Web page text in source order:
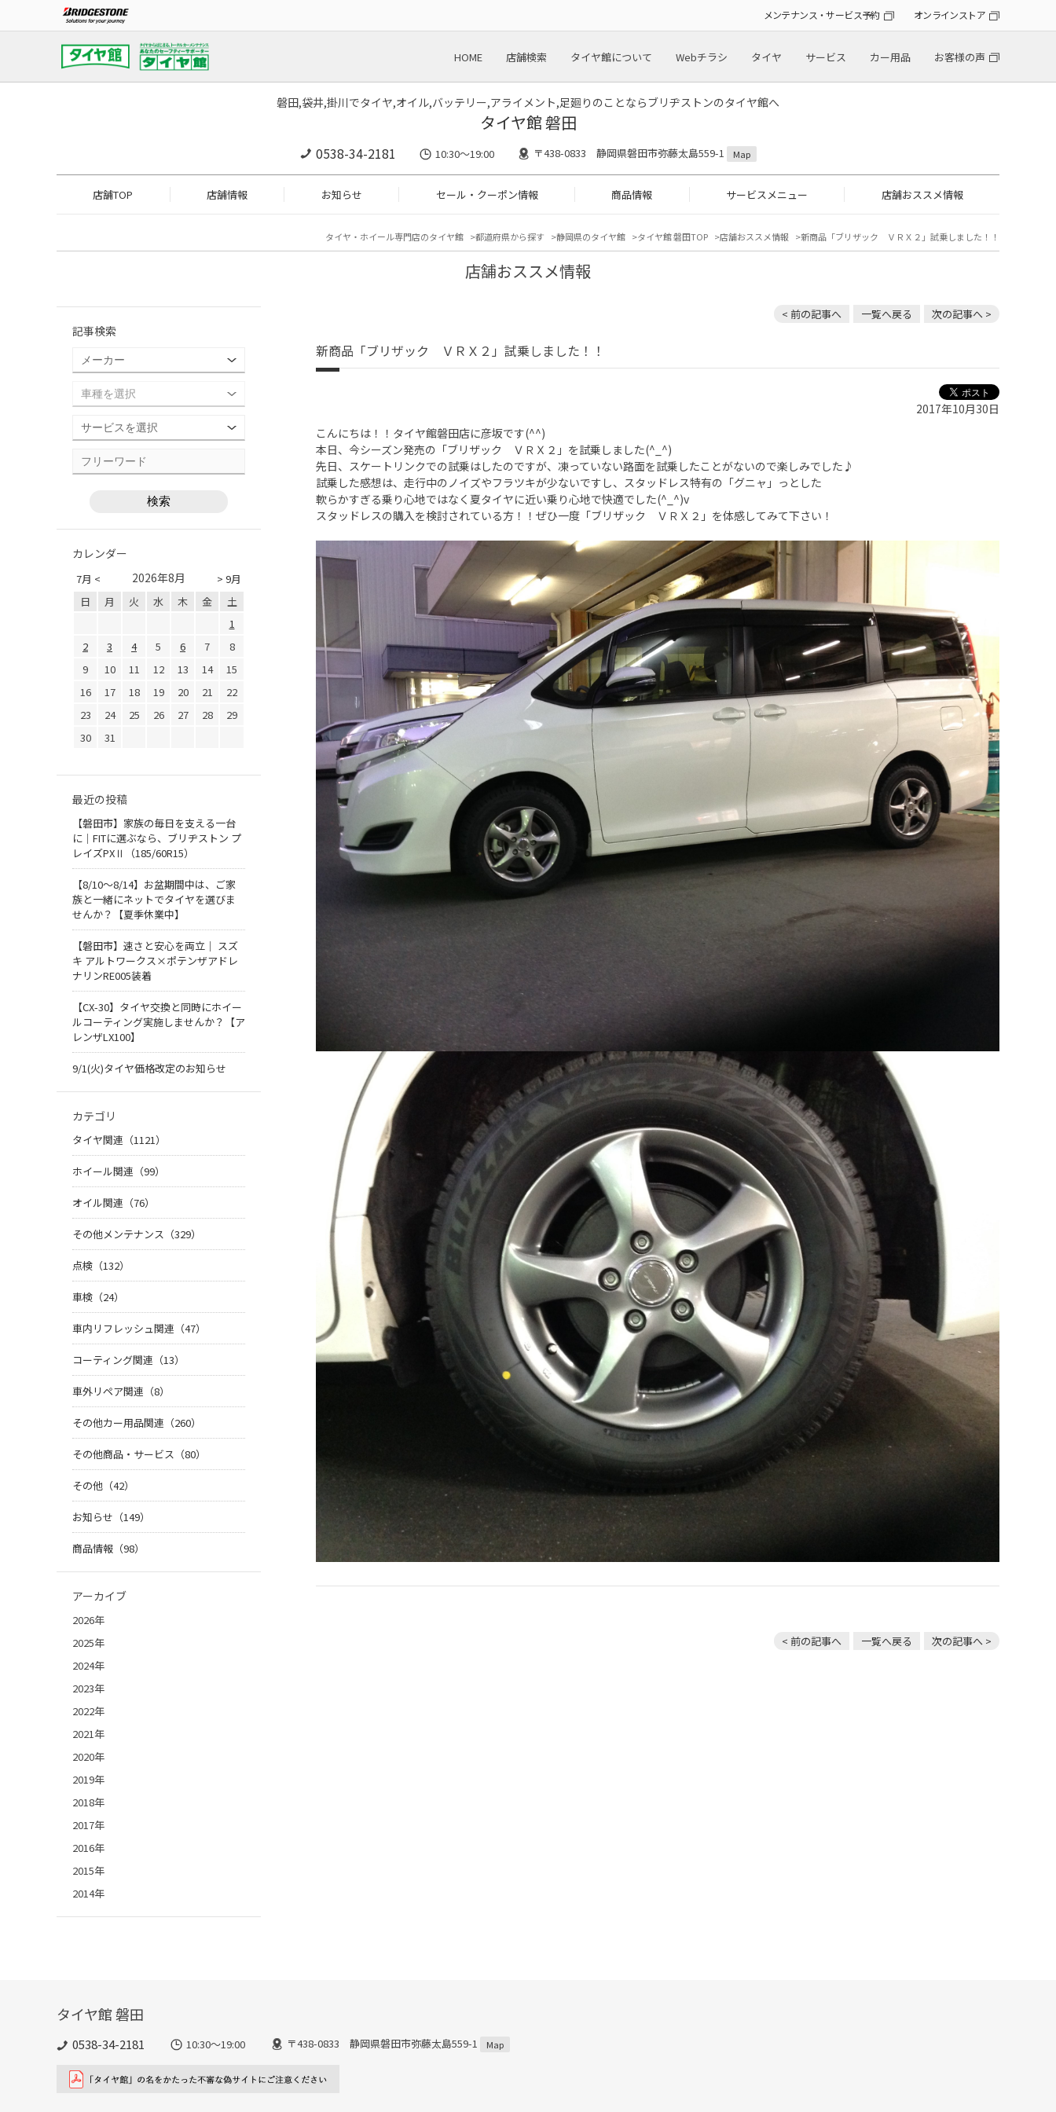
メンテナンス・サービス予約 オンラインストア
HOME 店舗検索 タイヤ館について Webチラシ タイヤ サービス カー用品 お客様の声
磐田,袋井,掛川でタイヤ,オイル,バッテリー,アライメント,足廻りのことならブリヂストンのタイヤ館へ
タイヤ館 磐田
0538-34-2181 10:30～19:00 〒438-0833 静岡県磐田市弥藤太島559-1 Map
店舗TOP 店舗情報 お知らせ セール・クーポン情報 商品情報 サービスメニュー 店舗おススメ情報
タイヤ・ホイール専門店のタイヤ館 都道府県から探す 静岡県のタイヤ館 タイヤ館 磐田TOP 店舗おススメ情報 新商品「ブリザック ＶＲＸ２」試乗しました！！
店舗おススメ情報
< 前の記事へ 一覧へ戻る 次の記事へ >
新商品「ブリザック ＶＲＸ２」試乗しました！！
2017年10月30日
こんにちは！！タイヤ館磐田店に彦坂です(^^)
本日、今シーズン発売の「ブリザック ＶＲＸ２」を試乗しました(^_^)
先日、スケートリンクでの試乗はしたのですが、凍っていない路面を試乗したことがないので楽しみでした♪
試乗した感想は、走行中のノイズやフラツキが少ないですし、スタッドレス特有の「グニャ」っとした
軟らかすぎる乗り心地ではなく夏タイヤに近い乗り心地で快適でした(^_^)v
スタッドレスの購入を検討されている方！！ぜひ一度「ブリザック ＶＲＸ２」を体感してみて下さい！
< 前の記事へ 一覧へ戻る 次の記事へ >
記事検索
カレンダー
7月 < > 9月
2026年8月
日 月 火 水 木 金
土
1
2
3 4 5 6 7
8
9
10 11 12 13 14
15
16
17 18 19 20 21
22
23
24 25 26 27 28
29
30
31
最近の投稿
【磐田市】家族の毎日を支える一台
に｜FITに選ぶなら、ブリヂストン プ
レイズPXⅡ（185/60R15）
【8/10～8/14】お盆期間中は、ご家
族と一緒にネットでタイヤを選びま
せんか？【夏季休業中】
【磐田市】速さと安心を両立｜ スズ
キ アルトワークス×ポテンザアドレ
ナリンRE005装着
【CX-30】タイヤ交換と同時にホイー
ルコーティング実施しませんか？【ア
レンザLX100】
9/1(火)タイヤ価格改定のお知らせ
カテゴリ
タイヤ関連（1121）
ホイール関連（99）
オイル関連（76）
その他メンテナンス（329）
点検（132）
車検（24）
車内リフレッシュ関連（47）
コーティング関連（13）
車外リペア関連（8）
その他カー用品関連（260）
その他商品・サービス（80）
その他（42）
お知らせ（149）
商品情報（98）
アーカイブ
2026年
2025年
2024年
2023年
2022年
2021年
2020年
2019年
2018年
2017年
2016年
2015年
2014年
タイヤ館 磐田
0538-34-2181 10:30～19:00 〒438-0833 静岡県磐田市弥藤太島559-1 Map